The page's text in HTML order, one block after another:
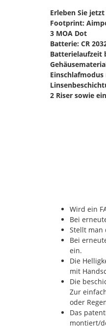
Erleben Sie
Footprint:
3 MOA Dot
Batterie: CR
Batterielaufzeit
2 Riser sowie
Wird ein
Bei
Stellt man
Bei
ein.
Die
mit
Die
Zur
oder
Das
montiert/